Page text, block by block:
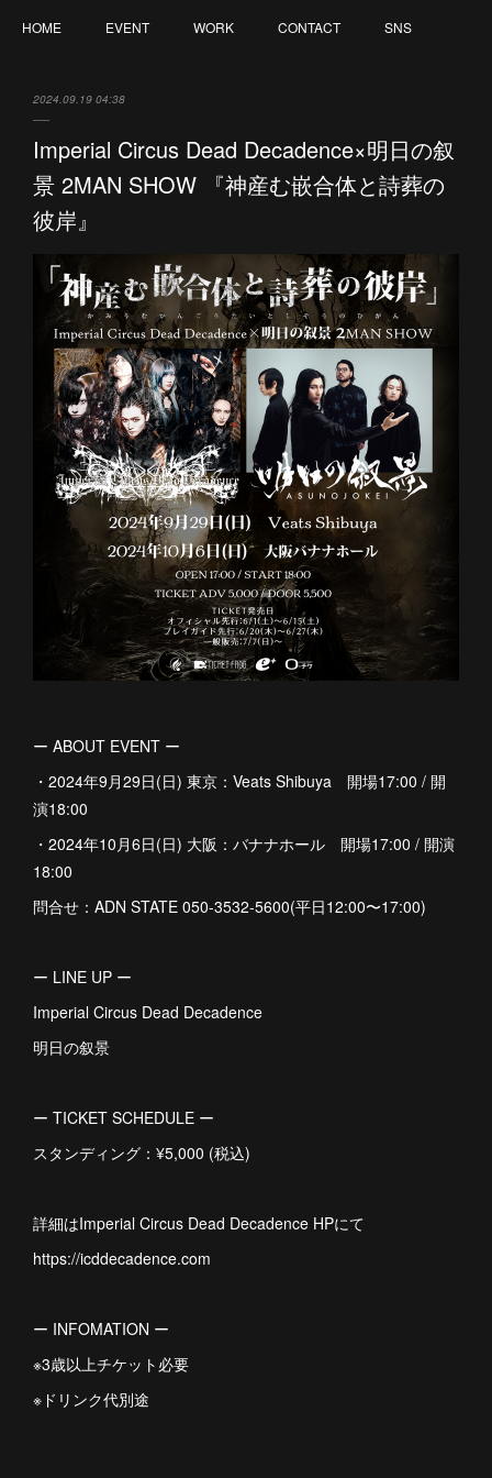
HOME EVENT WORK CONTACT SNS
2024.09.19 04:38
Imperial Circus Dead Decadence×明日の叙
景 2MAN SHOW 『神産む嵌合体と詩葬の
彼岸』
ー ABOUT EVENT ー
・2024年9月29日(日) 東京：Veats Shibuya 開場17:00 / 開
演18:00
・2024年10月6日(日) 大阪：バナナホール 開場17:00 / 開演
18:00
問合せ：ADN STATE 050-3532-5600(平日12:00〜17:00)
ー LINE UP ー
Imperial Circus Dead Decadence
明日の叙景
ー TICKET SCHEDULE ー
スタンディング：¥5,000 (税込)
詳細はImperial Circus Dead Decadence HPにて
https://icddecadence.com
ー INFOMATION ー
※3歳以上チケット必要
※ドリンク代別途